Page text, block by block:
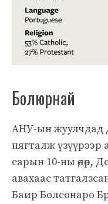
Болюрнай
АНУ-ын жуулчдад
нягталж үзүүрээр
сарын 10-ны өдөр,
авахаас
Баир Болсонаро